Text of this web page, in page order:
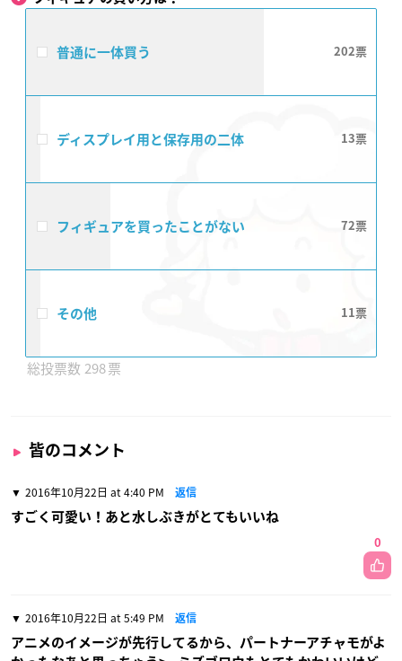
普通に一体買う 202
ディスプレイ用と保存用の二体 13
フィギュアを買ったことがない 72
その他 11
298
皆のコメント
2016年10月22日 at 4:40 PM 返信
すごく可愛い！あと水しぶきがとてもいいね
0
2016年10月22日 at 5:49 PM 返信
アニメのイメージが先行してるから、パートナーアチャモがよ